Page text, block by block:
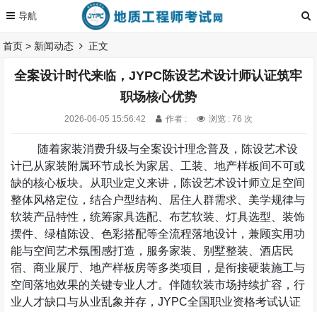
首页 > 新闻动态 正文
全案设计时代来临，JYPC陈设艺术设计师认证筑牢
职场核心优势
2026-06-05 15:56:42 作者 : 浏览 : 76 次
随着家装消费升级与全案设计理念普及，陈设艺术设
计已从家装附属环节成长为家居、工装、地产样板间不可或
缺的核心板块。从职业定义来讲，陈设艺术设计师立足空间
整体风格定位，结合户型结构、居住人群需求、美学规律与
软装产品特性，统筹家具选配、布艺软装、灯具选型、装饰
摆件、绿植陈设、色彩搭配等全流程落地设计，兼顾实用功
能与空间艺术氛围感打造，服务家装、别墅整装、酒店民
宿、商业展厅、地产样板房等多类项目，是衔接硬装施工与
空间落地效果的关键专业人才。伴随软装市场持续扩容，行
业人才缺口与从业乱象并存，JYPC全国职业资格考试认证